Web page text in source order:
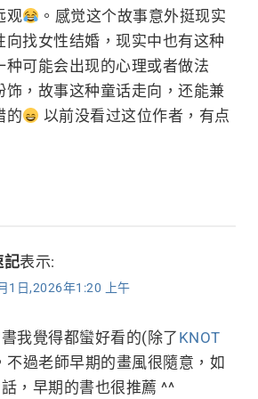
观
。感觉这个故事意外挺现实
向找女性结婚，现实中也有这种
种可能会出现的心理或者做法
饰，故事这种童话走向，还能兼
的
以前没看过这位作者，有点
記表示:
1日,2026年1:20 上午
我覺得都蠻好看的(除了 KNOT
不過老師早期的畫風很隨意，如
，早期的書也很推薦 ^^